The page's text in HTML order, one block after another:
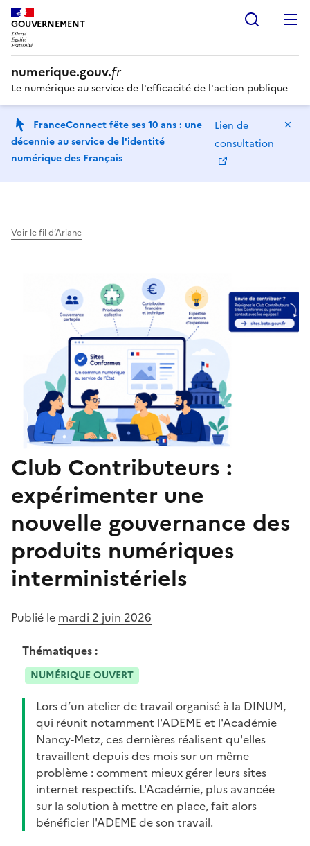
GOUVERNEMENT
numerique.gouv.fr
Le numérique au service de l'efficacité de l'action publique
FranceConnect fête ses 10 ans : une
décennie au service de l'identité
numérique des Français
Lien de
consultation
Voir le fil d’Ariane
Club Contributeurs :
expérimenter une
nouvelle gouvernance des
produits numériques
interministériels
Publié le mardi 2 juin 2026
Thématiques :
NUMÉRIQUE OUVERT
Lors d’un atelier de travail organisé à la DINUM,
qui réunit notamment l'ADEME et l'Académie
Nancy-Metz, ces dernières réalisent qu'elles
travaillent depuis des mois sur un même
problème : comment mieux gérer leurs sites
internet respectifs. L'Académie, plus avancée
sur la solution à mettre en place, fait alors
bénéficier l'ADEME de son travail.